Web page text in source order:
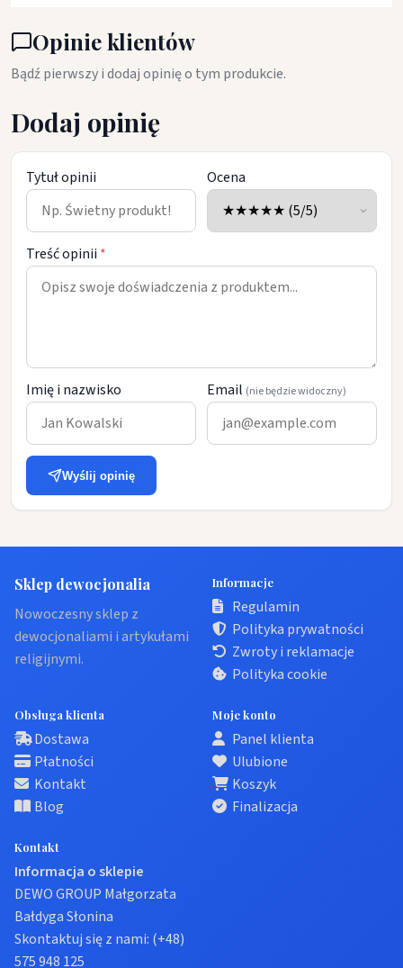
Opinie klientów
Bądź pierwszy i dodaj opinię o tym produkcie.
Dodaj opinię
Tytuł opinii Ocena
Treść opinii *
Imię i nazwisko Email (nie będzie widoczny)
Wyślij opinię
Sklep dewocjonalia
Nowoczesny sklep z
dewocjonaliami i artykułami
religijnymi.
Informacje
Regulamin
Polityka prywatności
Zwroty i reklamacje
Polityka cookie
Obsługa klienta
Dostawa
Płatności
Kontakt
Blog
Moje konto
Panel klienta
Ulubione
Koszyk
Finalizacja
Kontakt
Informacja o sklepie
DEWO GROUP Małgorzata
Bałdyga Słonina
Skontaktuj się z nami: (+48)
575 948 125